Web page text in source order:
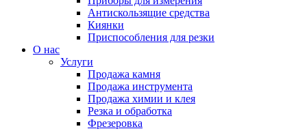
Антискользящие средства
Киянки
Приспособления для резки
О нас
Услуги
Продажа камня
Продажа инструмента
Продажа химии и клея
Резка и обработка
Фрезеровка